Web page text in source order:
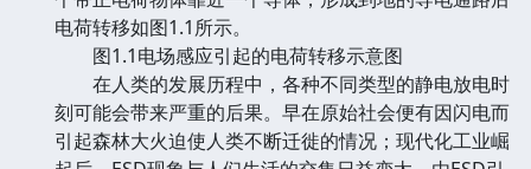
电荷转移如图1.1所示。
图1.1电场感应引起的电荷转移示意图
在人类的发展历程中，各种不同类型的静电放电时
刻可能会带来严重的后果。早在原始社会便有因闪电而
引起森林大火迫使人类不断迁徙的情况；现代化工业崛